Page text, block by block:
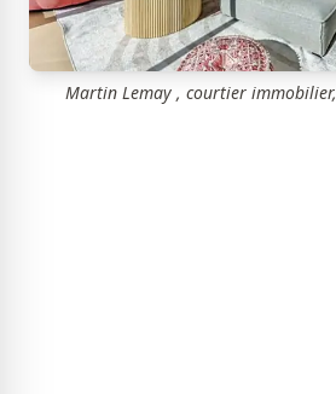
Martin Lemay , courtier